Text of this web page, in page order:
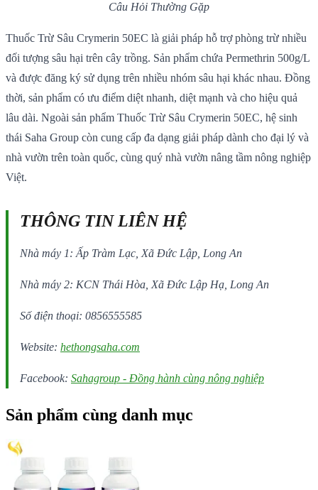
Câu Hỏi Thường Gặp
Thuốc Trừ Sâu Crymerin 50EC là giải pháp hỗ trợ phòng trừ nhiều
đối tượng sâu hại trên cây trồng. Sản phẩm chứa Permethrin 500g/L
và được đăng ký sử dụng trên nhiều nhóm sâu hại khác nhau. Đồng
thời, sản phẩm có ưu điểm diệt nhanh, diệt mạnh và cho hiệu quả
lâu dài. Ngoài sản phẩm Thuốc Trừ Sâu Crymerin 50EC, hệ sinh
thái Saha Group còn cung cấp đa dạng giải pháp dành cho đại lý và
nhà vườn trên toàn quốc, cùng quý nhà vườn nâng tầm nông nghiệp
Việt.
THÔNG TIN LIÊN HỆ
Nhà máy 1: Ấp Tràm Lạc, Xã Đức Lập, Long An
Nhà máy 2: KCN Thái Hòa, Xã Đức Lập Hạ, Long An
Số điện thoại: 0856555585
Website: hethongsaha.com
Facebook: Sahagroup - Đồng hành cùng nông nghiệp
Sản phẩm cùng danh mục